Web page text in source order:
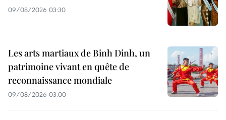
09/08/2026 03:30
Les arts martiaux de Binh Dinh, un
patrimoine vivant en quête de
reconnaissance mondiale
09/08/2026 03:00